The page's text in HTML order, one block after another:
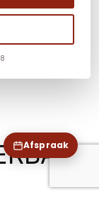
Afspraak